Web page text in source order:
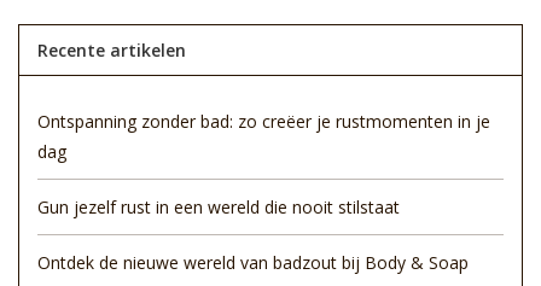
Reviews
Women's Collection
Contact
Recente artikelen
Ontspanning zonder bad: zo creëer je rustmomenten in je
dag
Gun jezelf rust in een wereld die nooit stilstaat
Ontdek de nieuwe wereld van badzout bij Body & Soap